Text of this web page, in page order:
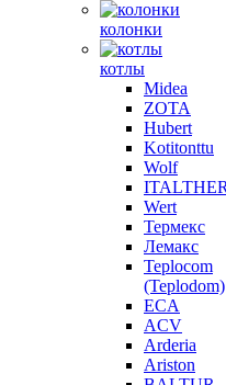
колонки
котлы
Midea
ZOTA
Hubert
Kotitonttu
Wolf
Wert
Термекс
Лемакс
Teplocom
(Teplodom)
ECA
ACV
Arderia
Ariston